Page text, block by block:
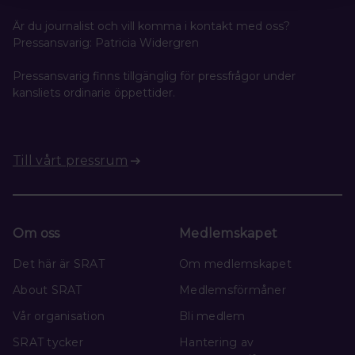
Är du journalist och vill komma i kontakt med oss?
Pressansvarig: Patricia Widergren
Pressansvarig finns tillgänglig för pressfrågor under
kansliets ordinarie öppettider.
Till vårt pressrum
Om oss
Det här är SRAT
About SRAT
Vår organisation
SRAT tycker
Medlemskapet
Om medlemskapet
Medlemsförmåner
Bli medlem
Hantering av